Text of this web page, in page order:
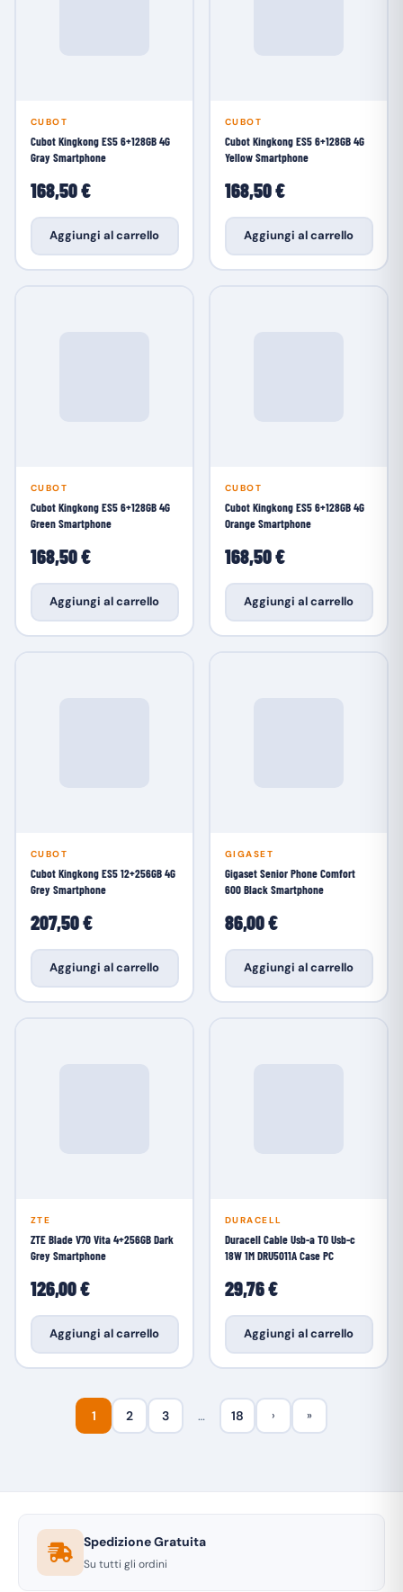
CUBOT
Cubot Kingkong ES5 6+128GB 4G
Gray Smartphone
168,50 €
Aggiungi al carrello
CUBOT
Cubot Kingkong ES5 6+128GB 4G
Yellow Smartphone
168,50 €
Aggiungi al carrello
CUBOT
Cubot Kingkong ES5 6+128GB 4G
Green Smartphone
168,50 €
Aggiungi al carrello
CUBOT
Cubot Kingkong ES5 6+128GB 4G
Orange Smartphone
168,50 €
Aggiungi al carrello
CUBOT
Cubot Kingkong ES5 12+256GB 4G
Grey Smartphone
207,50 €
Aggiungi al carrello
GIGASET
Gigaset Senior Phone Comfort
600 Black Smartphone
86,00 €
Aggiungi al carrello
ZTE
ZTE Blade V70 Vita 4+256GB Dark
Grey Smartphone
126,00 €
Aggiungi al carrello
DURACELL
Duracell Cable Usb-a TO Usb-c
18W 1M DRU5011A Case PC
29,76 €
Aggiungi al carrello
1 2 3 … 18 › »
Spedizione Gratuita
Su tutti gli ordini